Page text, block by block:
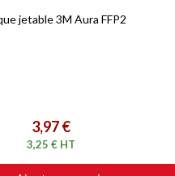
jetable 3M Aura FFP2
3,97 €
3,25 € HT